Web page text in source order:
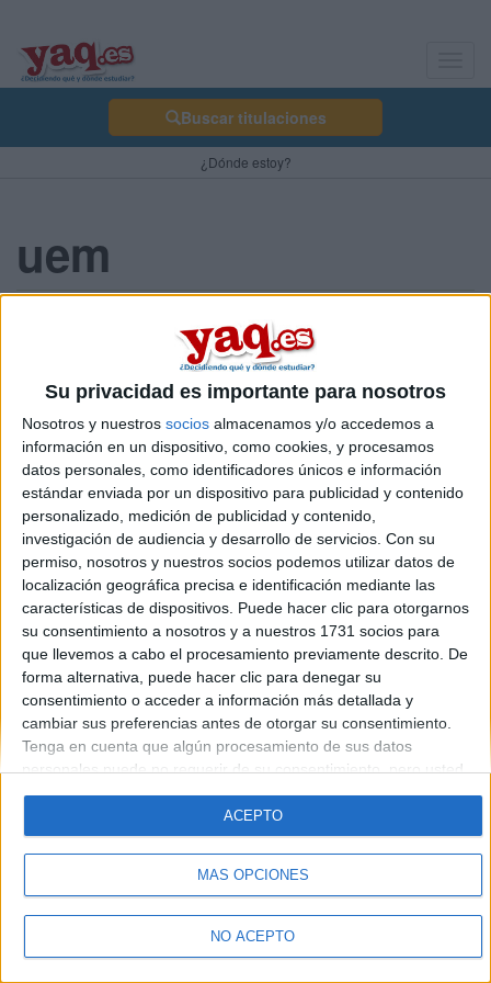
Su privacidad es importante para nosotros
Nosotros y nuestros socios almacenamos y/o accedemos a
información en un dispositivo, como cookies, y procesamos
datos personales, como identificadores únicos e información
estándar enviada por un dispositivo para publicidad y contenido
personalizado, medición de publicidad y contenido,
investigación de audiencia y desarrollo de servicios. Con su
permiso, nosotros y nuestros socios podemos utilizar datos de
localización geográfica precisa e identificación mediante las
características de dispositivos. Puede hacer clic para otorgarnos
su consentimiento a nosotros y a nuestros 1731 socios para
que llevemos a cabo el procesamiento previamente descrito. De
forma alternativa, puede hacer clic para denegar su
consentimiento o acceder a información más detallada y
cambiar sus preferencias antes de otorgar su consentimiento.
Tenga en cuenta que algún procesamiento de sus datos
personales puede no requerir de su consentimiento, pero usted
tiene el derecho de rechazar tal procesamiento. Sus
preferencias se aplicarán solo a este sitio web. Puede cambiar
sus preferencias o retirar su consentimiento en cualquier
momento volviendo a este sitio y haciendo clic en el botón
"Privacidad" en la parte inferior de la página web.
MÁS OPCIONES
NO ACEPTO
ACEPTO
Buscar titulaciones
¿Dónde estoy?
uem
hola tengo dudas sobre las universidades privadas y publicas yo
quisiera ir a la uem pero a ver si me ayudais con vuestras
experiencias y como ha sido todo yo voy hacer la carrera de
relaciones internacionales gracias
Blog de magally
Quiénes somos |Contactar
Anúnciate
Aviso legal|Politica de privacidad|Condiciones generales|Política
de cookies
© 2003-2026Compás Mediterráneo S.L.- Diego de León 47 - 28006
Madrid [ESPAÑA] - Tel. +34 91 593 2767